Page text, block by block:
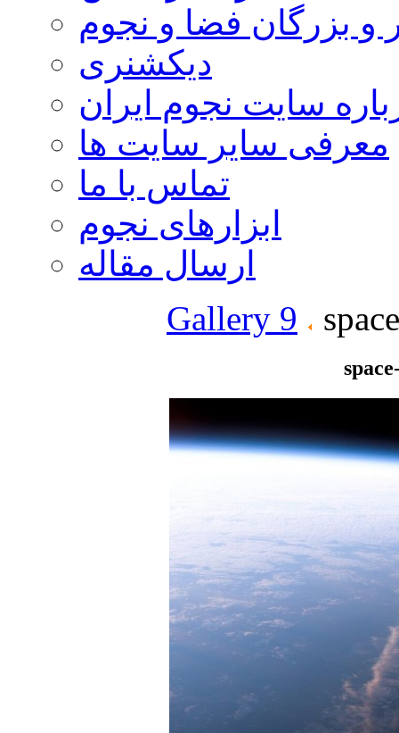
و بزرگان فضا و نجوم
دیکشنری
سایت نجوم ایران
معرفی سایر سایت ها
تماس با ما
ابزارهای نجوم
ارسال مقاله
Gallery 9